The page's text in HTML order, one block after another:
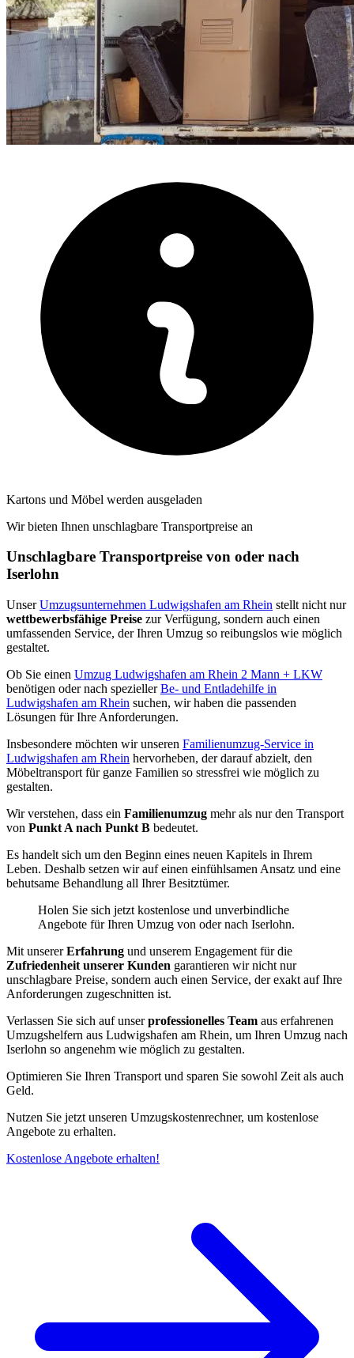
Kartons und Möbel werden ausgeladen
Wir bieten Ihnen unschlagbare Transportpreise an
Unschlagbare Transportpreise von oder nach
Iserlohn
UnserUmzugsunternehmen Ludwigshafen am Rhein stellt nicht nur
wettbewerbsfähige Preise zur Verfügung, sondern auch einen
umfassenden Service, der Ihren Umzug so reibungslos wie möglich
gestaltet.
Ob Sie einen Umzug Ludwigshafen am Rhein 2 Mann + LKW
benötigen oder nach speziellerBe- und Entladehilfe in
Ludwigshafen am Rhein suchen, wir haben die passenden
Lösungen für Ihre Anforderungen.
Insbesondere möchten wir unseren Familienumzug-Service in
Ludwigshafen am Rhein hervorheben, der darauf abzielt, den
Möbeltransport für ganze Familien so stressfrei wie möglich zu
gestalten.
Wir verstehen, dass ein Familienumzug mehr als nur den Transport
von Punkt A nach Punkt B bedeutet.
Es handelt sich um den Beginn eines neuen Kapitels in Ihrem
Leben. Deshalb setzen wir auf einen einfühlsamen Ansatz und eine
behutsame Behandlung all Ihrer Besitztümer.
Holen Sie sich jetzt kostenlose und unverbindliche
Angebote für Ihren Umzug von oder nach Iserlohn.
Mit unsererErfahrung und unserem Engagement für die
Zufriedenheit unserer Kunden garantieren wir nicht nur
unschlagbare Preise, sondern auch einen Service, der exakt auf Ihre
Anforderungen zugeschnitten ist.
Verlassen Sie sich auf unserprofessionelles Team aus erfahrenen
Umzugshelfern aus Ludwigshafen am Rhein, um Ihren Umzug nach
Iserlohn so angenehm wie möglich zu gestalten.
Optimieren Sie Ihren Transport und sparen Sie sowohl Zeit als auch
Geld.
Nutzen Sie jetzt unseren Umzugskostenrechner, um kostenlose
Angebote zu erhalten.
Kostenlose Angebote erhalten!